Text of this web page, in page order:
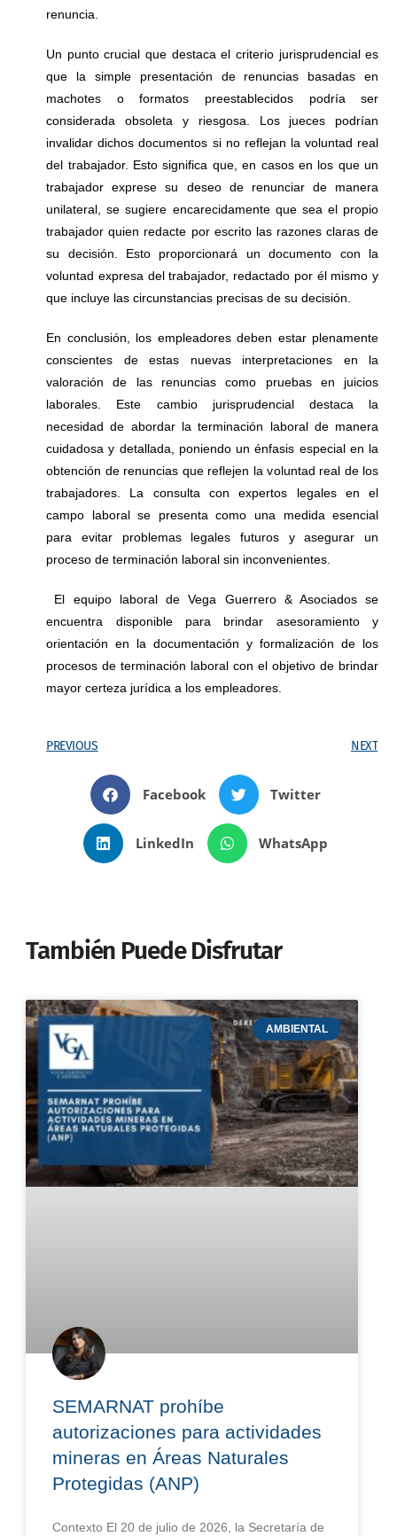
renuncia.
Un punto crucial que destaca el criterio jurisprudencial es
que la simple presentación de renuncias basadas en
machotes o formatos preestablecidos podría ser
considerada obsoleta y riesgosa. Los jueces podrían
invalidar dichos documentos si no reflejan la voluntad real
del trabajador. Esto significa que, en casos en los que un
trabajador exprese su deseo de renunciar de manera
unilateral, se sugiere encarecidamente que sea el propio
trabajador quien redacte por escrito las razones claras de
su decisión. Esto proporcionará un documento con la
voluntad expresa del trabajador, redactado por él mismo y
que incluye las circunstancias precisas de su decisión.
En conclusión, los empleadores deben estar plenamente
conscientes de estas nuevas interpretaciones en la
valoración de las renuncias como pruebas en juicios
laborales. Este cambio jurisprudencial destaca la
necesidad de abordar la terminación laboral de manera
cuidadosa y detallada, poniendo un énfasis especial en la
obtención de renuncias que reflejen la voluntad real de los
trabajadores. La consulta con expertos legales en el
campo laboral se presenta como una medida esencial
para evitar problemas legales futuros y asegurar un
proceso de terminación laboral sin inconvenientes.
El equipo laboral de Vega Guerrero & Asociados se
encuentra disponible para brindar asesoramiento y
orientación en la documentación y formalización de los
procesos de terminación laboral con el objetivo de brindar
mayor certeza jurídica a los empleadores.
PREVIOUS NEXT
Facebook Twitter
LinkedIn WhatsApp
También Puede Disfrutar
AMBIENTAL
SEMARNAT prohíbe
autorizaciones para actividades
mineras en Áreas Naturales
Protegidas (ANP)
Contexto El 20 de julio de 2026, la Secretaría de